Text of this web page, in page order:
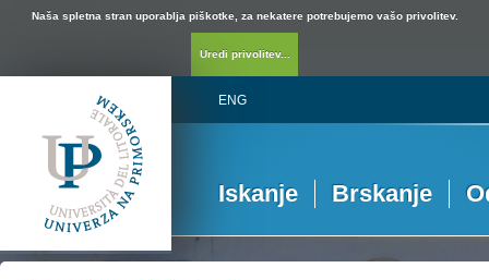
Naša spletna stran uporablja piškotke, za nekatere potrebujemo vašo privolitev.
Uredi privolitev...
ENG
Iskanje Brskanje